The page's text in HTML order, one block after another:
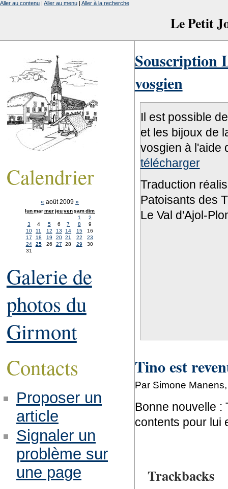
Le Petit
Aller au contenu | Aller au menu | Aller à la recherche
Souscription
vosgien
Il est possible
et les bijoux de
vosgien à l'aide
télécharger
Traduction
Patoisants des
Le Val d'Ajol-
Tino est
Par Simone
Bonne nouvelle :
contents pour lui
Trackbacks
Calendrier
« août 2009»
lunmarmerjeuvensamdim
1
2
3
4 5 6 7 8
9
10
11 12 13 14 15
16
17
18 19 20 21 22
23
24
25 26 27 28 29
30
31
Galerie de
photos du
Girmont
Contacts
Proposer un
article
Signaler un
problème sur
une page